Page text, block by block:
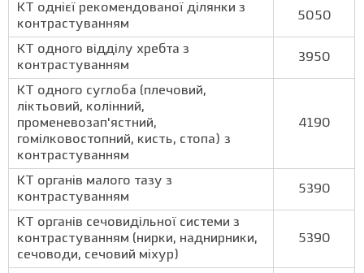
КТ однієї рекомендованої ділянки з
контрастуванням
5050
КТ одного відділу хребта з
контрастуванням
3950
КТ одного суглоба (плечовий,
ліктьовий, колінний,
променевозап'ястний,
гомілковостопний, кисть, стопа) з
контрастуванням
4190
КТ органів малого тазу з
контрастуванням
5390
КТ органів сечовидільної системи з
контрастуванням (нирки, наднирники,
сечоводи, сечовий міхур)
5390